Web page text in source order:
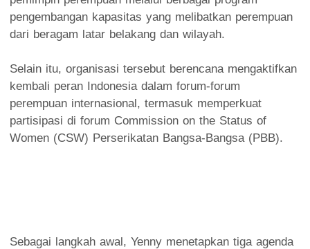
pengembangan kapasitas yang melibatkan perempuan
dari beragam latar belakang dan wilayah.
Selain itu, organisasi tersebut berencana mengaktifkan
kembali peran Indonesia dalam forum-forum
perempuan internasional, termasuk memperkuat
partisipasi di forum Commission on the Status of
Women (CSW) Perserikatan Bangsa-Bangsa (PBB).
Sebagai langkah awal, Yenny menetapkan tiga agenda